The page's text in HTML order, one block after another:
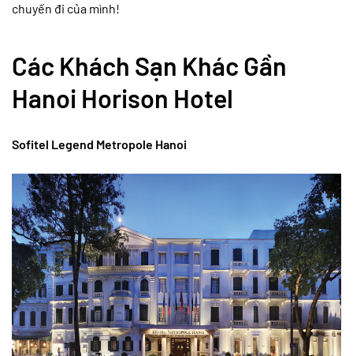
chuyến đi của mình!
Các Khách Sạn Khác Gần
Hanoi Horison Hotel
Sofitel Legend Metropole Hanoi